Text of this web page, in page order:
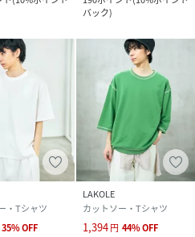
バック)
・Tシャツ
35%OFF
LAKOLE
カットソー・Tシャツ
1,394円 44%OFF